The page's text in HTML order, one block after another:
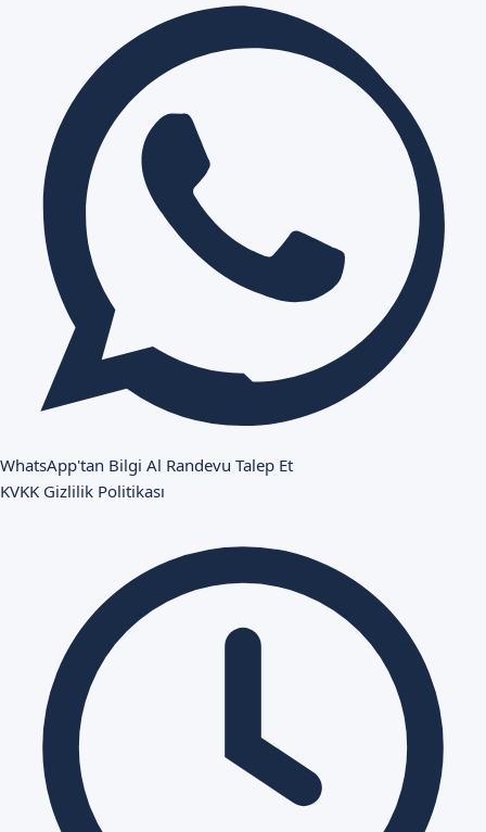
WhatsApp'tan Bilgi Al Randevu Talep Et
KVKK Gizlilik Politikası